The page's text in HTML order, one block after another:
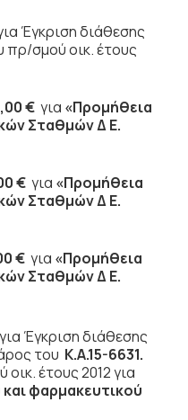
Έγκριση διάθεσης
σμού οικ. έτους
€για «Προμήθεια
Σταθμών Δ Ε.
€για «Προμήθεια
Σταθμών Δ Ε.
€για «Προμήθεια
Σταθμών Δ Ε.
Έγκριση διάθεσης
του Κ.Α.15-6631.
έτους 2012 για
φαρμακευτικού